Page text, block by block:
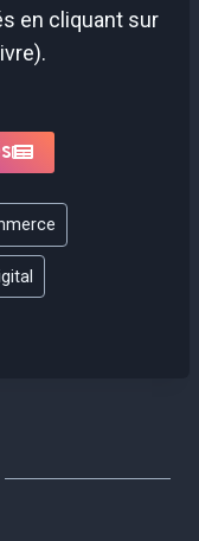
en cliquant sur